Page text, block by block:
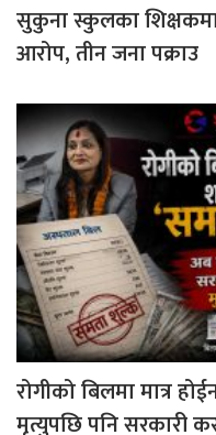
सुकुना स्कुलका
आरोप, तीन जना पक्राउ
रोगीको बिलमा मात्र
मृत्युपछि पनि सरकारी